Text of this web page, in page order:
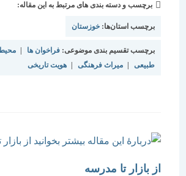
برچسب و دسته بندی های مرتبط به این مقاله:
برچسب استان‌ها:خوزستان
برچسب تقسیم بندی موضوعی:فراخوان ها | محیط زیست
| میراث فرهنگی | هویت تاریخی
از بازار تا مدرسه